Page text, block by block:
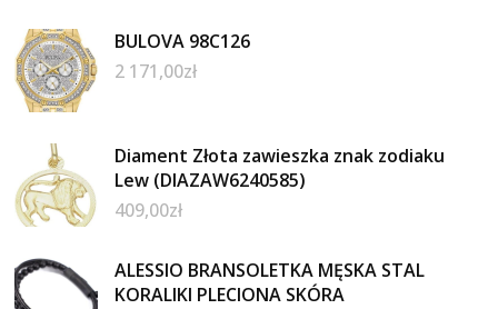
BULOVA 98C126
2 171,00zł
Diament Złota zawieszka znak zodiaku
Lew (DIAZAW6240585)
409,00zł
ALESSIO BRANSOLETKA MĘSKA STAL
KORALIKI PLECIONA SKÓRA